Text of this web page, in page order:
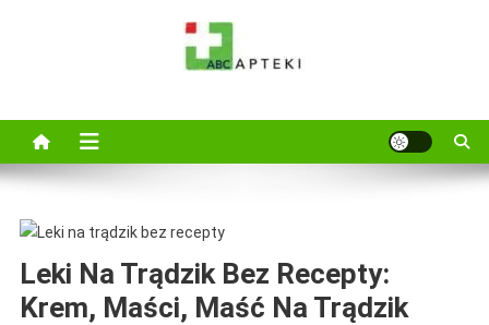
Leki Na Trądzik Bez Recepty:
Krem, Maści, Maść Na Trądzik